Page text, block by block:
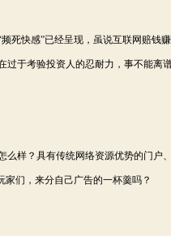
死快感”已经呈现，虽说互联网赔钱
于考验投资人的忍耐力，事不能离谱
样？具有传统网络资源优势的门户
家们，来分自己广告的一杯羹吗？